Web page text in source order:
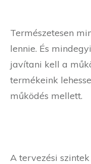
Természetesen
lennie. És
javítani kell a
termékeink
működés mellett.
A tervezési